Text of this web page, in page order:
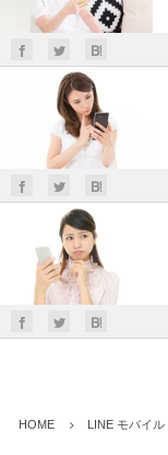
HOME LINE モバイル